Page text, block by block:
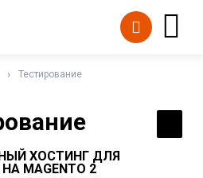
Тестирование
ХОСТИНГ ДЛЯ
MAGENTO 2